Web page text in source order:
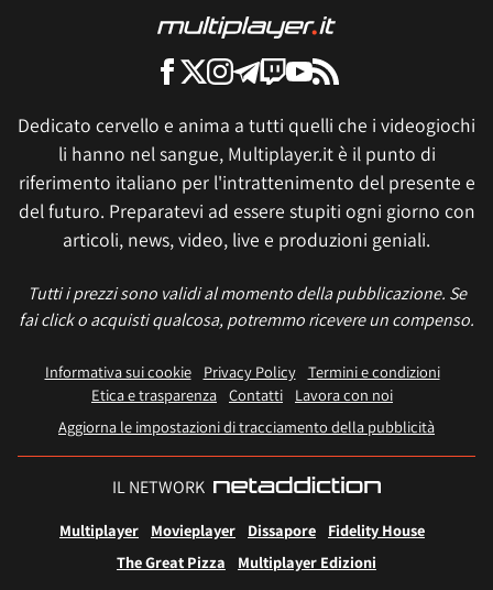
Dedicato cervello e anima a tutti quelli che i videogiochi
li hanno nel sangue, Multiplayer.it è il punto di
riferimento italiano per l'intrattenimento del presente e
del futuro. Preparatevi ad essere stupiti ogni giorno con
articoli, news, video, live e produzioni geniali.
Tutti i prezzi sono validi al momento della pubblicazione. Se
fai click o acquisti qualcosa, potremmo ricevere un compenso.
Informativa sui cookie Privacy Policy
Termini e condizioni
Etica e trasparenza Contatti
Lavora con noi
Aggiorna le impostazioni di tracciamento della pubblicità
IL NETWORK
Multiplayer Movieplayer Dissapore
Fidelity House
The Great Pizza
Multiplayer Edizioni